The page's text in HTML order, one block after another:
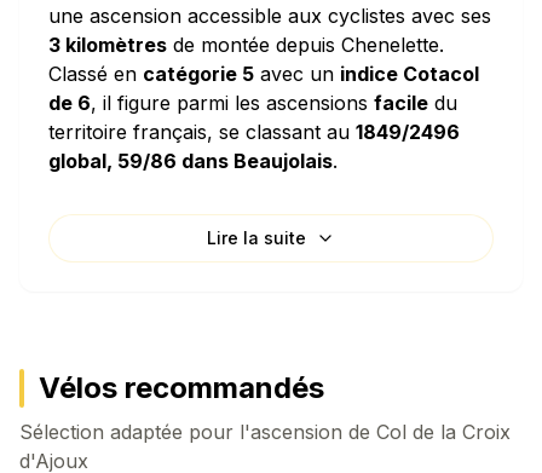
une ascension accessible aux cyclistes avec ses
3 kilomètres de montée depuis Chenelette.
Classé en catégorie 5 avec un indice Cotacol
de 6, il figure parmi les ascensions facile du
territoire français, se classant au 1849/2496
global, 59/86 dans Beaujolais.
Caractéristiques techniques
L'ascension de Col de la Croix d'Ajoux se
kilomètre
signifie que vous grimperez
l'équivalent d'un immeuble de 22 étages pour
chaque kilomètre parcouru horizontalement. Le
col présente des passages particulièrement
Lire la suite
Vélos recommandés
Sélection adaptée pour l'ascension de Col de la Croix
d'Ajoux